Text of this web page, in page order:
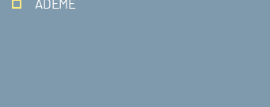
ADEME